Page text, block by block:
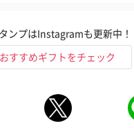
類の販売はいたしません。
タンプはInstagramも更新中！
おすすめギフトをチェック